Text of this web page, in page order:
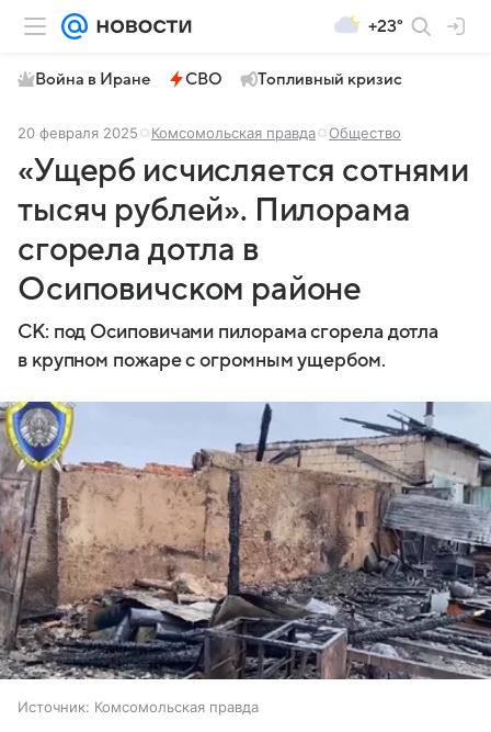
+23°
Война в Иране СВО Топливный кризис
20 февраля 2025 Комсомольская правда Общество
«Ущерб исчисляется сотнями
тысяч рублей». Пилорама
сгорела дотла в
Осиповичском районе
СК: под Осиповичами пилорама сгорела дотла
в крупном пожаре с огромным ущербом.
Источник: Комсомольская правда